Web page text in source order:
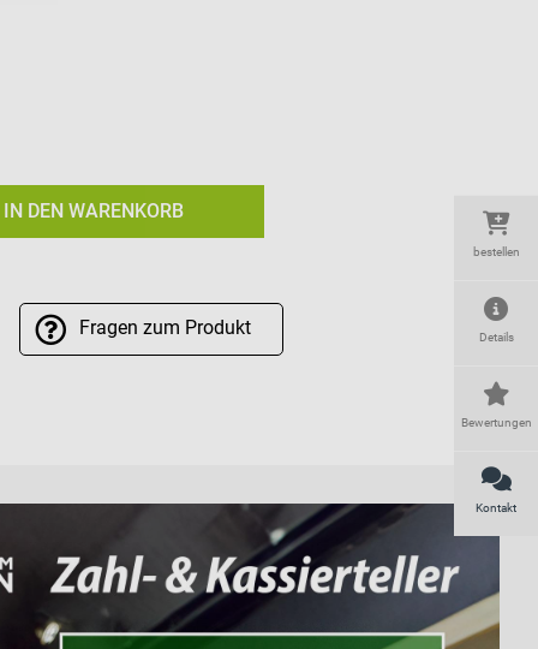
IN DEN WARENKORB
Fragen zum Produkt
bestellen
Details
Bewertungen
Kontakt